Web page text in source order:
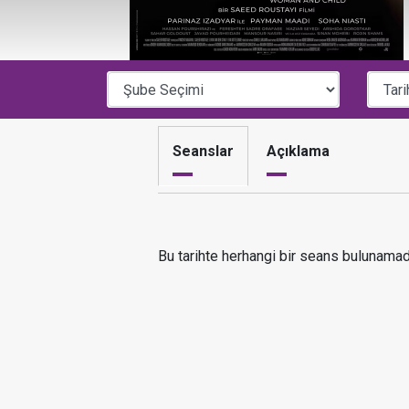
Seanslar Açıklama
Bu tarihte herhangi bir seans